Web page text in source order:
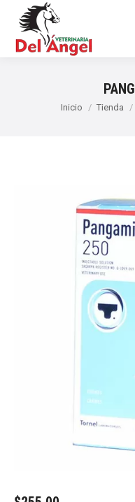
Estás aquí:
Inicio Tienda